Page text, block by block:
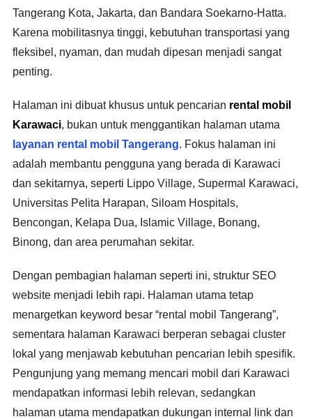
Tangerang Kota, Jakarta, dan Bandara Soekarno-Hatta.
Karena mobilitasnya tinggi, kebutuhan transportasi yang
fleksibel, nyaman, dan mudah dipesan menjadi sangat
penting.
Halaman ini dibuat khusus untuk pencarian rental mobil
Karawaci, bukan untuk menggantikan halaman utama
layanan rental mobil Tangerang. Fokus halaman ini
adalah membantu pengguna yang berada di Karawaci
dan sekitarnya, seperti Lippo Village, Supermal Karawaci,
Universitas Pelita Harapan, Siloam Hospitals,
Bencongan, Kelapa Dua, Islamic Village, Bonang,
Binong, dan area perumahan sekitar.
Dengan pembagian halaman seperti ini, struktur SEO
website menjadi lebih rapi. Halaman utama tetap
menargetkan keyword besar “rental mobil Tangerang”,
sementara halaman Karawaci berperan sebagai cluster
lokal yang menjawab kebutuhan pencarian lebih spesifik.
Pengunjung yang memang mencari mobil dari Karawaci
mendapatkan informasi lebih relevan, sedangkan
halaman utama mendapatkan dukungan internal link dan